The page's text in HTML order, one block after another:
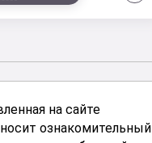
на сайте
ознакомительный